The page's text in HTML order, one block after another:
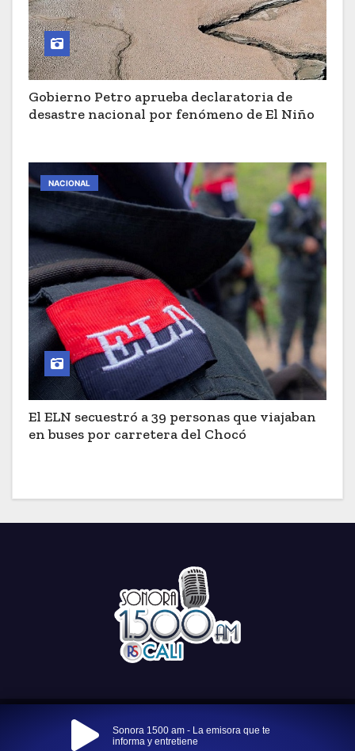
Gobierno Petro aprueba declaratoria de
desastre nacional por fenómeno de El Niño
NACIONAL
El ELN secuestró a 39 personas que viajaban
en buses por carretera del Chocó
Funciona gracias a WordPress |Tema: Newses por
Sonora 1500 am - La emisora que te
informa y entretiene